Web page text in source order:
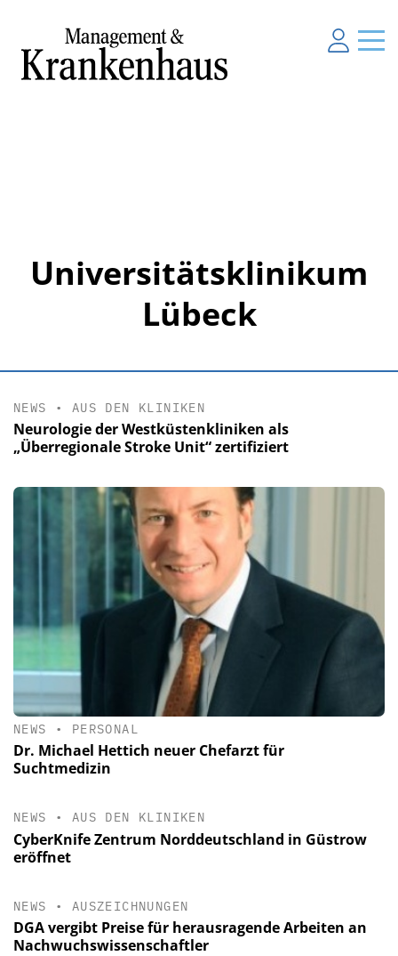
Universitätsklinikum
Lübeck
NEWS • AUS DEN KLINIKEN
Neurologie der Westküstenkliniken als
„Überregionale Stroke Unit“ zertifiziert
NEWS • PERSONAL
Dr. Michael Hettich neuer Chefarzt für
Suchtmedizin
NEWS • AUS DEN KLINIKEN
CyberKnife Zentrum Norddeutschland in Güstrow
eröffnet
NEWS • AUSZEICHNUNGEN
DGA vergibt Preise für herausragende Arbeiten an
Nachwuchswissenschaftler